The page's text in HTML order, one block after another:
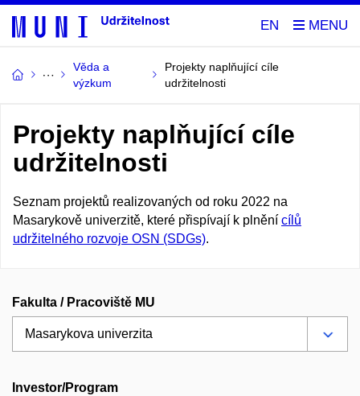
EN
Věda a
výzkum
Projekty naplňující cíle
udržitelnosti
Projekty naplňující cíle
udržitelnosti
Seznam projektů realizovaných od roku 2022 na
Masarykově univerzitě, které přispívají k plnění cílů
udržitelného rozvoje OSN (SDGs).
Fakulta / Pracoviště MU
Investor/Program